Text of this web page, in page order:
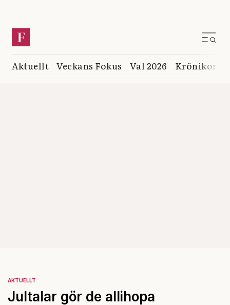
Aktuellt Veckans Fokus Val 2026 Krönikor
AKTUELLT
Jultalar gör de allihopa